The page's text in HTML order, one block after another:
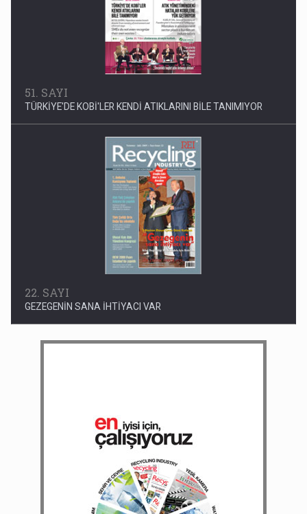
51. SAYI
TÜRKİYE'DE KOBİ'LER KENDİ ATIKLARINI BİLE TANIMIYOR
22. SAYI
GEZEGENİN SANA İHTİYACI VAR
TÜRKİYE VE AVRUPA ARASINDAKİ E-COP KÖPRÜSÜ